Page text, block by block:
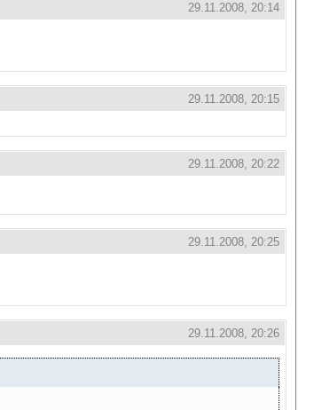
29.11.2008, 20:14
29.11.2008, 20:15
29.11.2008, 20:22
29.11.2008, 20:25
29.11.2008, 20:26